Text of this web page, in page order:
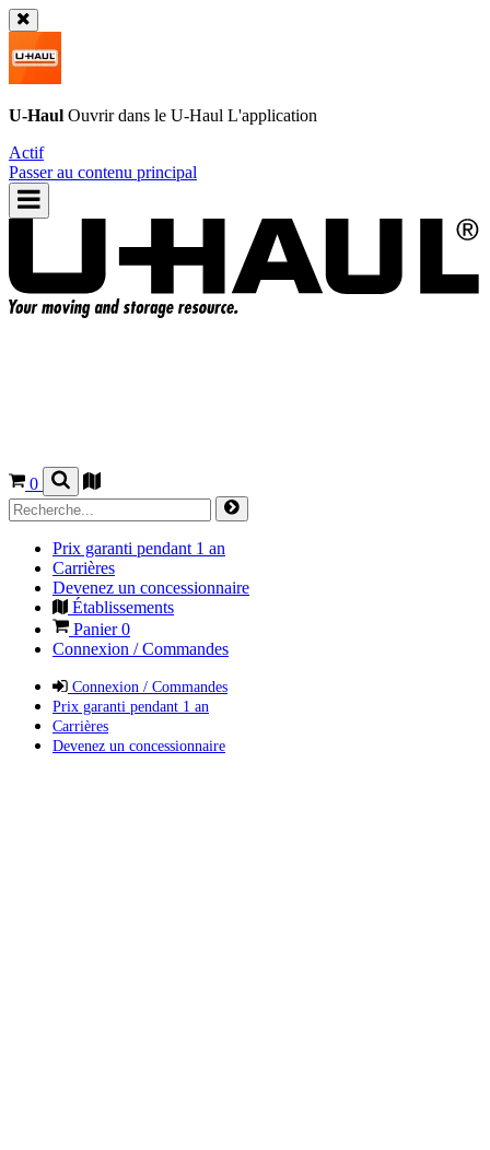
U-Haul Ouvrir dans le U-Haul L'application
Actif
Passer au contenu principal
0
Prix garanti pendant 1 an
Carrières
Devenez un concessionnaire
Établissements
Panier0
Connexion / Commandes
Connexion / Commandes
Prix garanti pendant 1 an
Carrières
Devenez un concessionnaire